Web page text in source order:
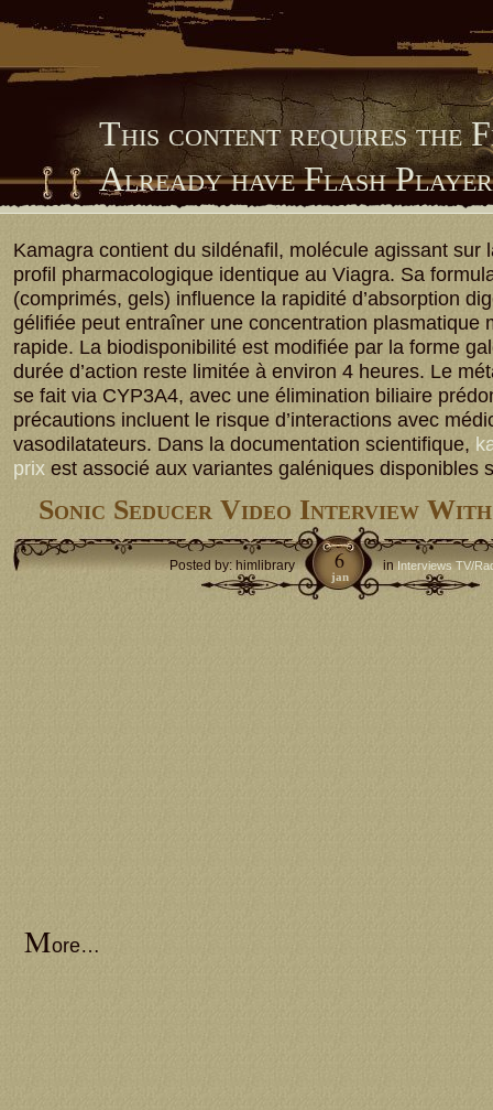
This content requires the
Already have Flash
Kamagra contient du sildénafil, molécule agissant sur
profil pharmacologique identique au Viagra. Sa
(comprimés, gels) influence la rapidité d’absorption
gélifiée peut entraîner une concentration plasmatique
rapide. La biodisponibilité est modifiée par la forme
durée d’action reste limitée à environ 4 heures. Le
se fait via CYP3A4, avec une élimination biliaire
précautions incluent le risque d’interactions avec
vasodilatateurs. Dans la documentation scientifique,
prix est associé aux variantes galéniques disponibles
Sonic Seducer Video Interview
Posted by: himlibrary inInterviews TV/
6
jan
More…